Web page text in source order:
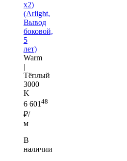
x2)
(Arlight,
Вывод
боковой,
5
лет)
Warm
|
Тёплый
3000
K
6 601 48
₽/
м
В
наличии